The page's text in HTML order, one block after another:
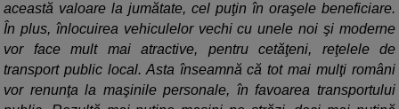
această valoare la jumătate, cel puţin în oraşele beneficiare.
În plus, înlocuirea vehiculelor vechi cu unele noi şi moderne
vor face mult mai atractive, pentru cetăţeni, reţelele de
transport public local. Asta înseamnă că tot mai mulţi români
vor renunţa la maşinile personale, în favoarea transportului